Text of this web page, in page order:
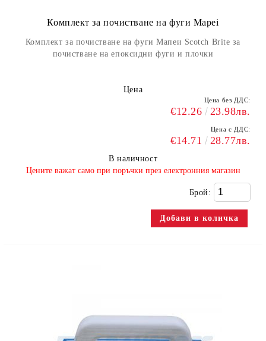
Комплект за почистване на фуги Mapei
Комплект за почистване на фуги Мапеи Scotch Brite за
почистване на епоксидни фуги и плочки
Цена
Цена без ДДС:
€12.26 23.98лв.
Цена с ДДС:
€14.71 28.77лв.
В наличност
​Цените важат само при поръчки през електронния магазин
Брой: